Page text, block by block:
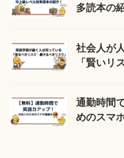
多読本の
社会人が
「賢いリ
通勤時間
めのスマ